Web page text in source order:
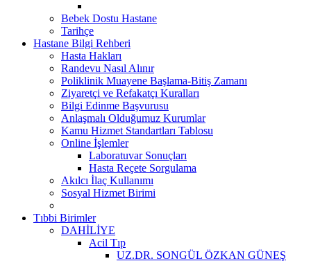
Bebek Dostu Hastane
Tarihçe
Hastane Bilgi Rehberi
Hasta Hakları
Randevu Nasıl Alınır
Poliklinik Muayene Başlama-Bitiş Zamanı
Ziyaretçi ve Refakatçı Kuralları
Bilgi Edinme Başvurusu
Anlaşmalı Olduğumuz Kurumlar
Kamu Hizmet Standartları Tablosu
Online İşlemler
Laboratuvar Sonuçları
Hasta Reçete Sorgulama
Akılcı İlaç Kullanımı
Sosyal Hizmet Birimi
Tıbbi Birimler
DAHİLİYE
Acil Tıp
UZ.DR. SONGÜL ÖZKAN GÜNEŞ